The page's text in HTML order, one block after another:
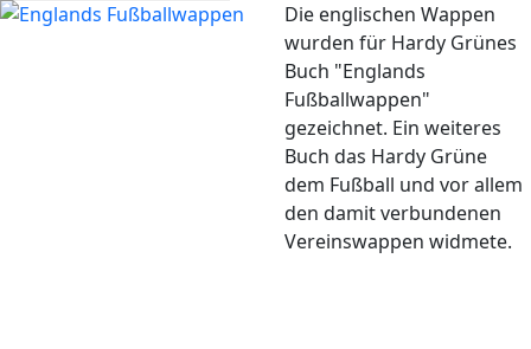
Die englischen Wappen
wurden für Hardy Grünes
Buch "Englands
Fußballwappen"
gezeichnet. Ein weiteres
Buch das Hardy Grüne
dem Fußball und vor allem
den damit verbundenen
Vereinswappen widmete.